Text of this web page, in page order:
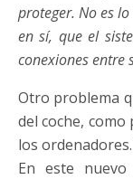
proteger. No es
en sí, que el
conexiones entre
Otro problema
del coche, como
los
En este